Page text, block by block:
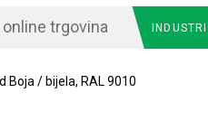
trgovina
Boja / bijela, RAL 9010